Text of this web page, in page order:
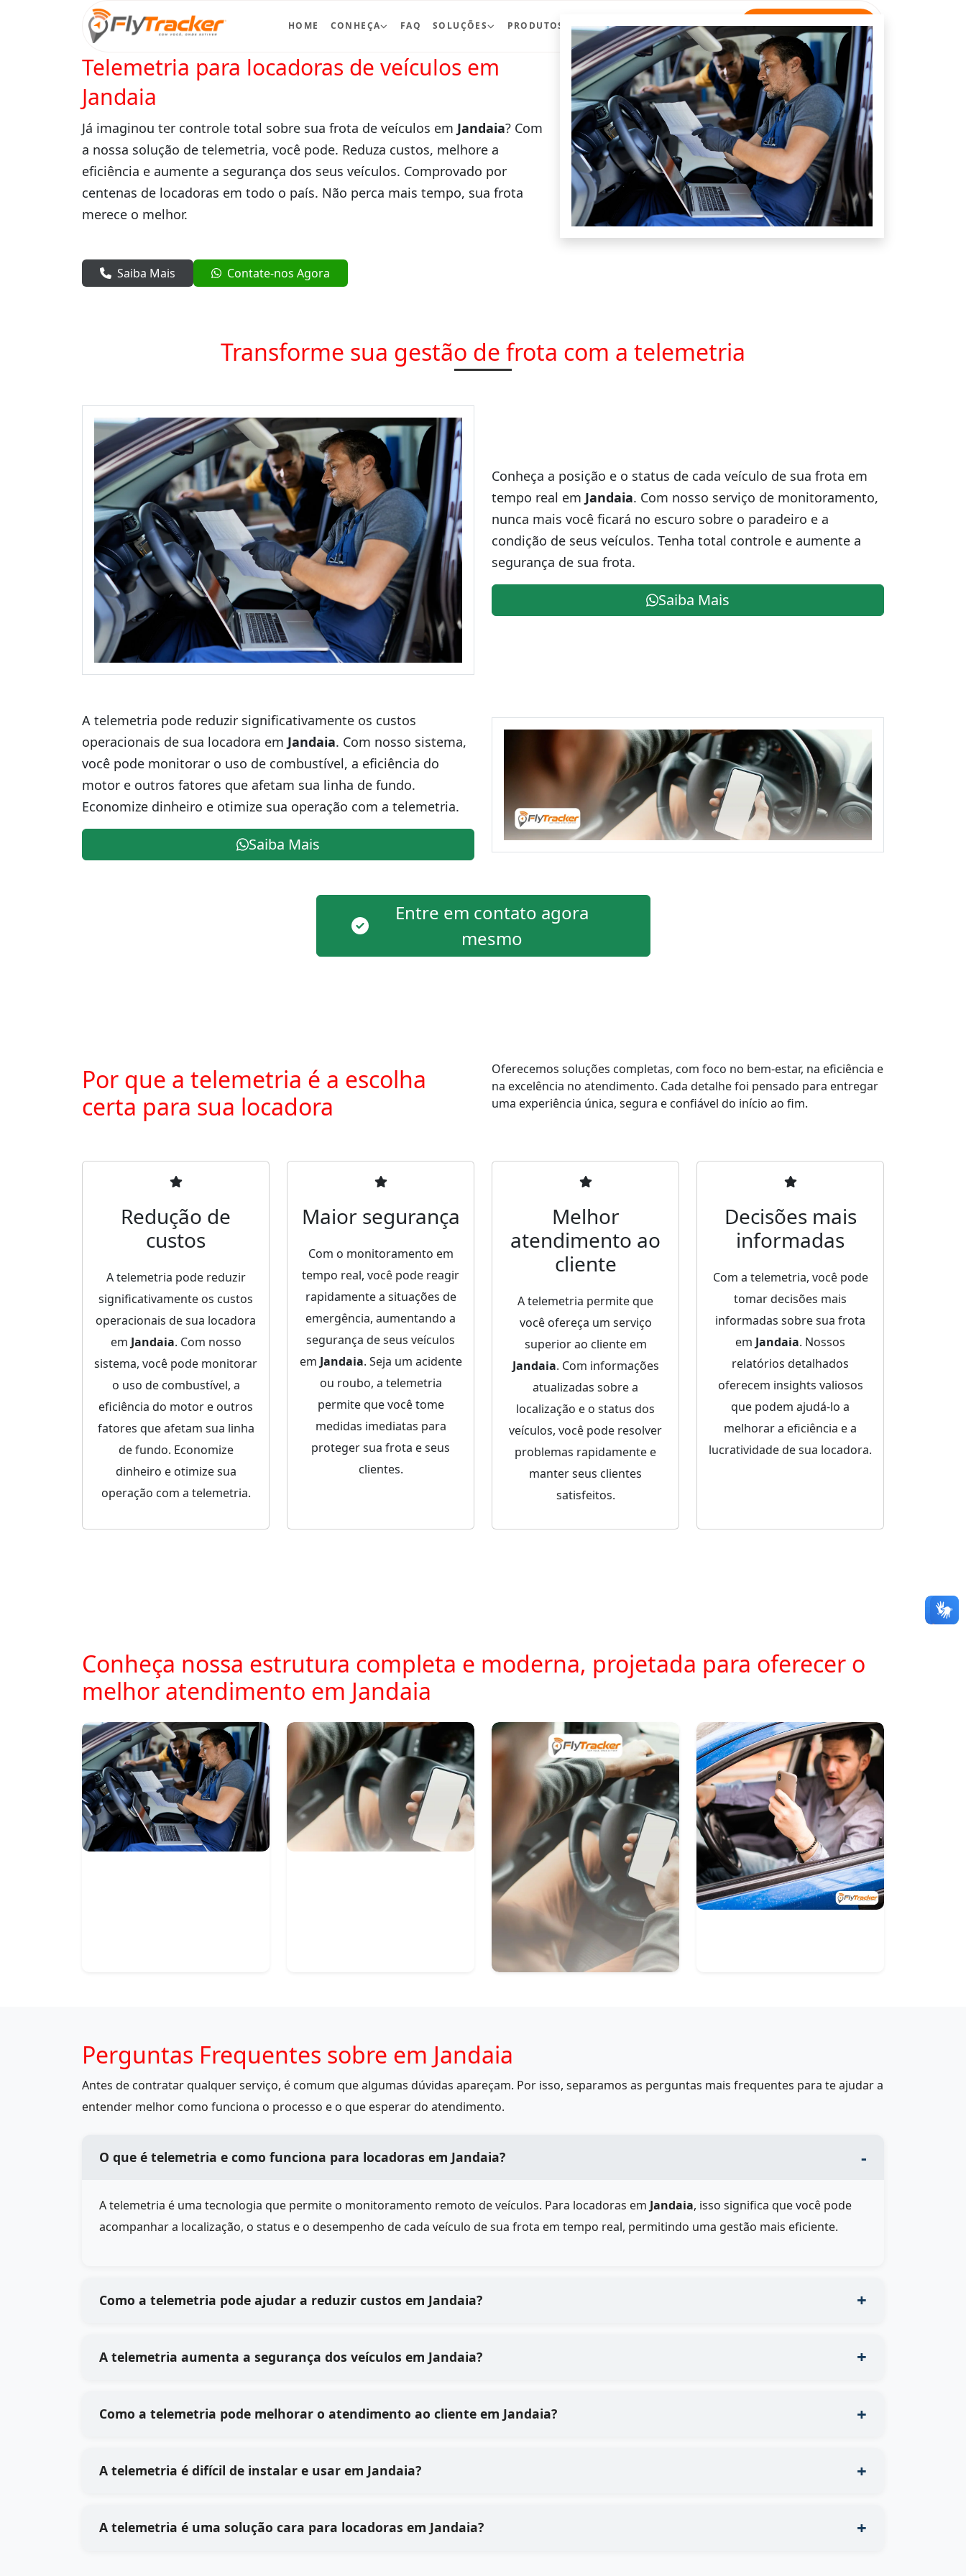
Rastreamento
HOME CONHEÇA FAQ SOLUÇÕES PRODUTOS BLOG CONTATO
Unidade Jandaia
Telemetria para locadoras de veículos em
Jandaia
Já imaginou ter controle total sobre sua frota de veículos em Jandaia? Com
a nossa solução de telemetria, você pode. Reduza custos, melhore a
eficiência e aumente a segurança dos seus veículos. Comprovado por
centenas de locadoras em todo o país. Não perca mais tempo, sua frota
merece o melhor.
Saiba Mais Contate-nos Agora
Transforme sua gestão de frota com a telemetria
Conheça a posição e o status de cada veículo de sua frota em
tempo real em Jandaia. Com nosso serviço de monitoramento,
nunca mais você ficará no escuro sobre o paradeiro e a
condição de seus veículos. Tenha total controle e aumente a
segurança de sua frota.
Saiba Mais
A telemetria pode reduzir significativamente os custos
operacionais de sua locadora em Jandaia. Com nosso sistema,
você pode monitorar o uso de combustível, a eficiência do
motor e outros fatores que afetam sua linha de fundo.
Economize dinheiro e otimize sua operação com a telemetria.
Saiba Mais
Entre em contato agora
mesmo
Por que a telemetria é a escolha
certa para sua locadora
Oferecemos soluções completas, com foco no bem-estar, na eficiência e
na excelência no atendimento. Cada detalhe foi pensado para entregar
uma experiência única, segura e confiável do início ao fim.
Redução de
custos
A telemetria pode reduzir
significativamente os custos
operacionais de sua locadora
em Jandaia. Com nosso
sistema, você pode monitorar
o uso de combustível, a
eficiência do motor e outros
fatores que afetam sua linha
de fundo. Economize
dinheiro e otimize sua
operação com a telemetria.
Maior segurança
Com o monitoramento em
tempo real, você pode reagir
rapidamente a situações de
emergência, aumentando a
segurança de seus veículos
em Jandaia. Seja um acidente
ou roubo, a telemetria
permite que você tome
medidas imediatas para
proteger sua frota e seus
clientes.
Melhor
atendimento ao
cliente
A telemetria permite que
você ofereça um serviço
superior ao cliente em
Jandaia. Com informações
atualizadas sobre a
localização e o status dos
veículos, você pode resolver
problemas rapidamente e
manter seus clientes
satisfeitos.
Decisões mais
informadas
Com a telemetria, você pode
tomar decisões mais
informadas sobre sua frota
em Jandaia. Nossos
relatórios detalhados
oferecem insights valiosos
que podem ajudá-lo a
melhorar a eficiência e a
lucratividade de sua locadora.
Conheça nossa estrutura completa e moderna, projetada para oferecer o
melhor atendimento em Jandaia
Perguntas Frequentes sobre em Jandaia
Antes de contratar qualquer serviço, é comum que algumas dúvidas apareçam. Por isso, separamos as perguntas mais frequentes para te ajudar a
entender melhor como funciona o processo e o que esperar do atendimento.
O que é telemetria e como funciona para locadoras em Jandaia?
A telemetria é uma tecnologia que permite o monitoramento remoto de veículos. Para locadoras em Jandaia, isso significa que você pode
acompanhar a localização, o status e o desempenho de cada veículo de sua frota em tempo real, permitindo uma gestão mais eficiente.
Como a telemetria pode ajudar a reduzir custos em Jandaia?
A telemetria aumenta a segurança dos veículos em Jandaia?
Como a telemetria pode melhorar o atendimento ao cliente em Jandaia?
A telemetria é difícil de instalar e usar em Jandaia?
A telemetria é uma solução cara para locadoras em Jandaia?